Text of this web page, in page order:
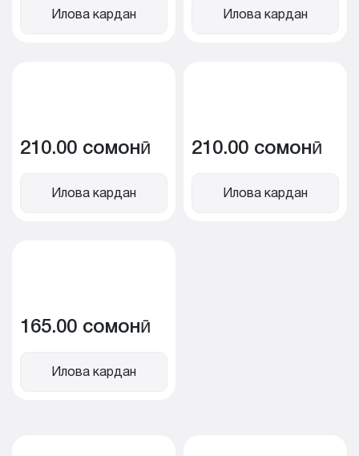
Илова кардан Илова кардан
210.00 сомонӣ
Илова кардан
210.00 сомонӣ
Илова кардан
165.00 сомонӣ
Илова кардан